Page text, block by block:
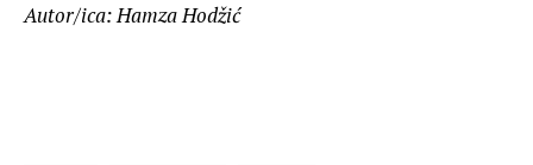
Autor/ica: Hamza Hodžić